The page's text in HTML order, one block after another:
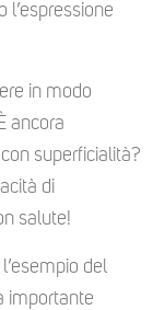
in modo
ancora
superficialità?
di
salute!
del
importante